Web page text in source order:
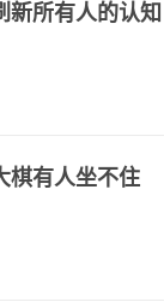
新所有人的认知
棋有人坐不住